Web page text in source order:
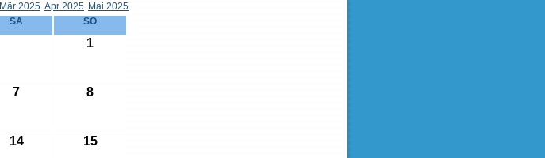
Mär 2025 Apr 2025 Mai 2025
SA SO
1
7 8
14 15